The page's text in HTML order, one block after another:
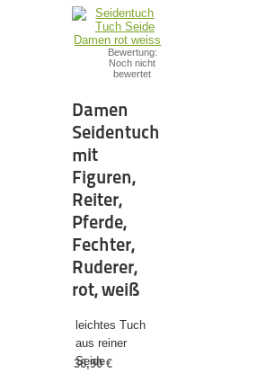
Bewertung:
Noch nicht
bewertet
Damen
Seidentuch
mit
Figuren,
Reiter,
Pferde,
Fechter,
Ruderer,
rot, weiß
leichtes Tuch
aus reiner
Seide
36,90 €